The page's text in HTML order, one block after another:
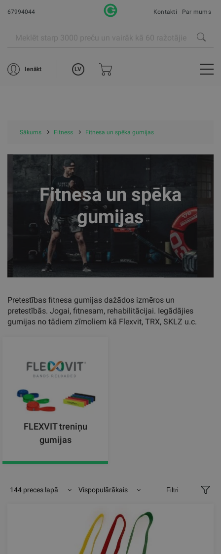
67994044 Kontakti Par mums
Ienākt LV
Sākums Fitness Fitnesa un spēka gumijas
Fitnesa un spēka
gumijas
Pretestības fitnesa gumijas dažādos izmēros un
pretestībās. Jogai, fitnesam, rehabilitācijai. Iegādājies
gumijas no tādiem zīmoliem kā Flexvit, TRX, SKLZ u.c.
FLEXVIT treniņu
gumijas
144 preces lapā Vispopulārākais Filtri